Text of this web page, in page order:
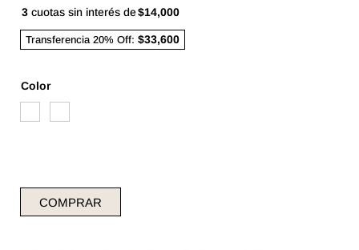
3cuotas sin interés de$14,000
Transferencia 20% Off: $33,600
Color
COMPRAR